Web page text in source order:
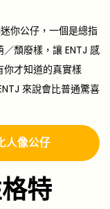
你公仔，一個是總指
頹廢樣，讓 ENTJ 感
你才知道的真實樣
來說會比普通驚喜
人像公仔
特